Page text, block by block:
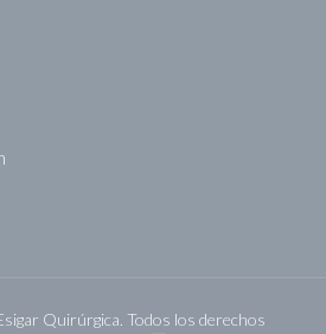
Quirúrgica. Todos los derechos